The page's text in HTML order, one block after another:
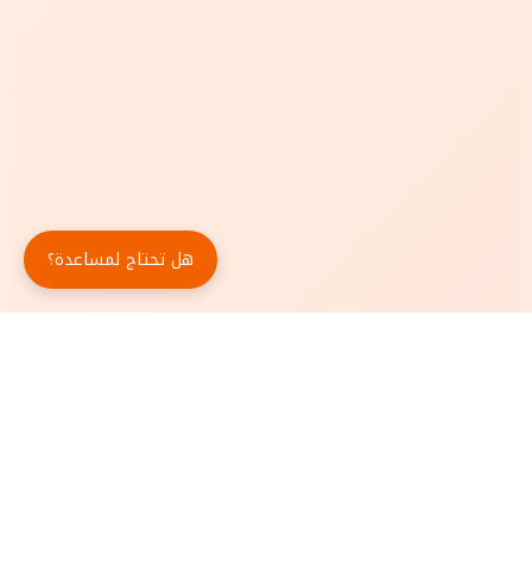
هل تحتاج لمساعدة؟